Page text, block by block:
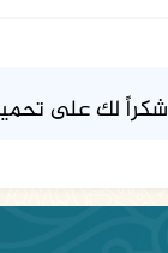
شكراً لك على